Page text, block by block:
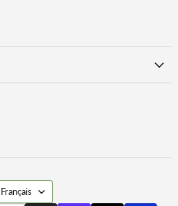
Français